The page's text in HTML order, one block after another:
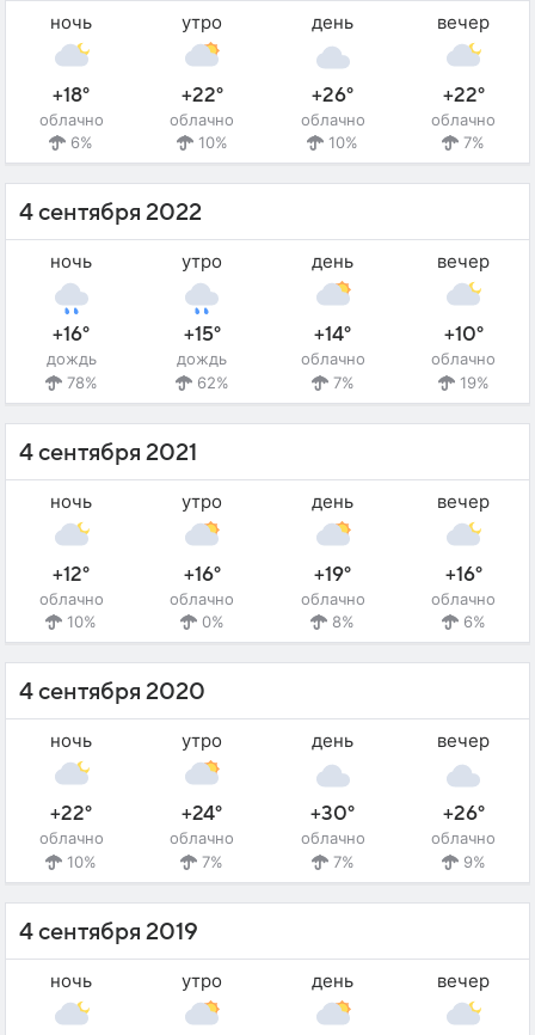
ночь
+18°
облачно
6%
утро
+22°
облачно
10%
день
+26°
облачно
10%
вечер
+22°
облачно
7%
4 сентября 2022
ночь
+16°
дождь
78%
утро
+15°
дождь
62%
день
+14°
облачно
7%
вечер
+10°
облачно
19%
4 сентября 2021
ночь
+12°
облачно
10%
утро
+16°
облачно
0%
день
+19°
облачно
8%
вечер
+16°
облачно
6%
4 сентября 2020
ночь
+22°
облачно
10%
утро
+24°
облачно
7%
день
+30°
облачно
7%
вечер
+26°
облачно
9%
4 сентября 2019
ночь утро день вечер